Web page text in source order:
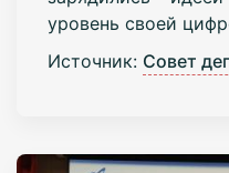
уровень своей
Источник: Совет